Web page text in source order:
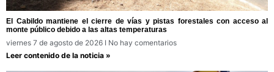
El Cabildo mantiene el cierre de vías y pistas forestales con acceso al
monte público debido a las altas temperaturas
viernes 7 de agosto de 2026
No hay comentarios
Leer contenido de la noticia »